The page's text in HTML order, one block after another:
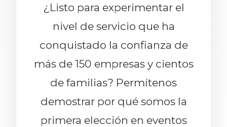
¿Listo para experimentar el
nivel de servicio que ha
conquistado la confianza de
más de 150 empresas y cientos
de familias? Permítenos
demostrar por qué somos la
primera elección en eventos